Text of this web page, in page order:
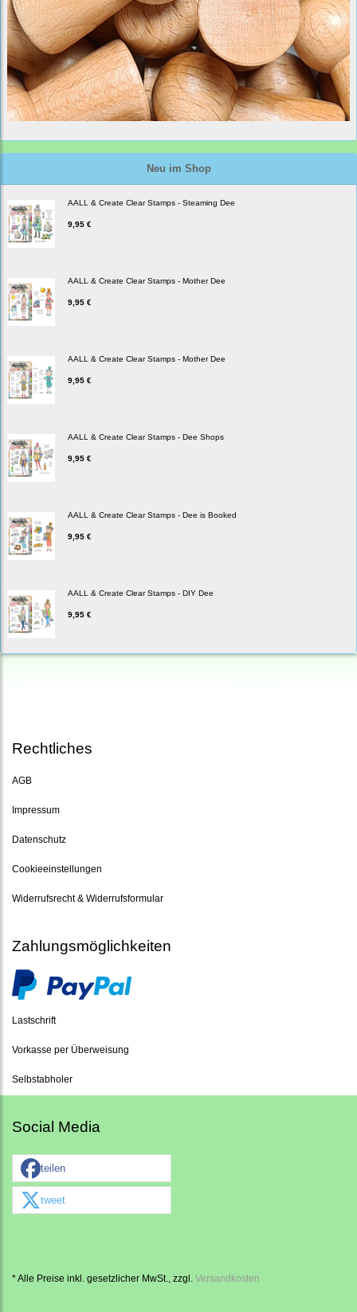
Neu im Shop
AALL & Create Clear Stamps - Steaming Dee
9,95 €
AALL & Create Clear Stamps - Mother Dee
9,95 €
AALL & Create Clear Stamps - Mother Dee
9,95 €
AALL & Create Clear Stamps - Dee Shops
9,95 €
AALL & Create Clear Stamps - Dee is Booked
9,95 €
AALL & Create Clear Stamps - DIY Dee
9,95 €
Rechtliches
AGB
Impressum
Datenschutz
Cookieeinstellungen
Widerrufsrecht & Widerrufsformular
Zahlungsmöglichkeiten
Lastschrift
Vorkasse per Überweisung
Selbstabholer
Social Media
teilen
tweet
* Alle Preise inkl. gesetzlicher MwSt., zzgl. Versandkosten